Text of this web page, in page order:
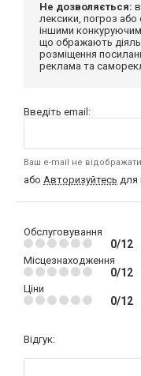
Не дозволяється:
лексики, погроз або
іншими
що ображають
розміщення
реклама та
Введіть email:
Ваш e-mail не
або Авторизуйтесь для
Обслуговування
0/12
Місцезнаходження
0/12
Ціни
0/12
Відгук: